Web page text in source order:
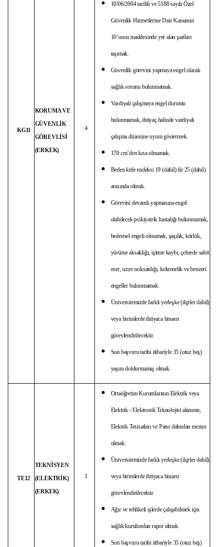
KG11
KORUMA VE
GÜVENLİK
GÖREVLİSİ
(ERKEK)
4
10/06/2004 tarihli ve 5188 sayılı Özel
Güvenlik Hizmetlerine Dair Kanunun
10’uncu maddesinde yer alan şartları
taşımak.
Güvenlik görevini yapmaya engel olacak
sağlık sorunu bulunmamak.
Vardiyalı çalışmaya engel durumu
bulunmamak, ihtiyaç halinde vardiyalı
çalışma düzenine uyum göstermek.
170 cm’den kısa olmamak.
Beden kitle endeksi 19 (dahil) ile 25 (dahil)
arasında olmak.
Görevini devamlı yapmasına engel
olabilecek psikiyatrik hastalığı bulunmamak,
bedensel engeli olmamak, şaşılık, körlük,
yürüme aksaklığı, işitme kaybı, çehrede sabit
eser, uzuv noksanlığı, kekemelik ve benzeri
engeller bulunmamak.
Üniversitemizde farklı yerleşke (ilçeler dahil)
veya birimlerde ihtiyaca binaen
görevlendirilecektir.
Son başvuru tarihi itibariyle 35 (otuz beş)
yaşını doldurmamış olmak.
TE12
TEKNİSYEN
(ELEKTRİK)
(ERKEK)
1
Ortaöğretim Kurumlarının Elektrik veya
Elektrik - Elektronik Teknolojisi alanının;
Elektrik Tesisatları ve Pano dalından mezun
olmak.
Üniversitemizde farklı yerleşke (ilçeler dahil)
veya birimlerde ihtiyaca binaen
görevlendirilecektir.
Ağır ve tehlikeli işlerde çalışabilmek için
sağlık kurulundan rapor almak.
Son başvuru tarihi itibariyle 35 (otuz beş)